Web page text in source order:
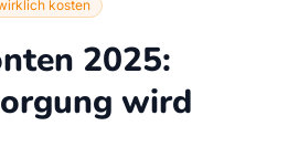
kosten
2025:
wird